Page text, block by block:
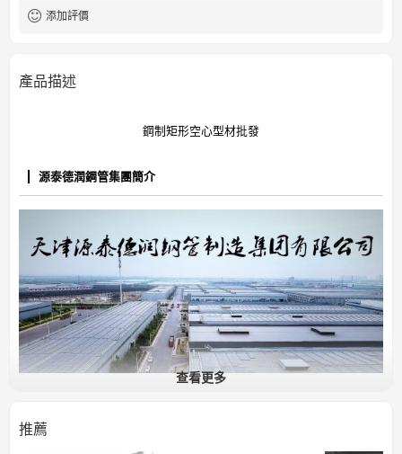
交貨時間
付款方式
添加評價
產品描述
鋼制矩形空心型材批發
源泰德潤鋼管集團簡介
查看更多
推薦